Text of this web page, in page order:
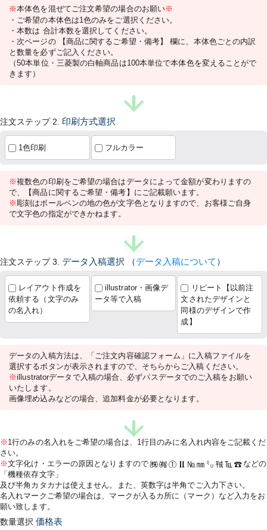
※本体色を混ぜてご注文希望の場合のお願い※
・ご希望の本体色は1色のみをご選択ください。
・本数は 合計本数を選択してください。
・次ページの 【商品に関するご希望・備考】 欄に、本体色ごとの内訳
と数量を必ずご記入ください。
（50本単位・三菱製の白軸商品は100本単位で本体色を変えることがで
きます）
注文ステップ 2. 印刷方式選択
1色印刷 フルカラー
※複数色の印刷をご希望の場合はデータによって金額が変わりますの
で、【商品に関するご希望・備考】にご記載願います。
※彫刻はボールペンの地の色が文字色となりますので、お客様ご自身
で文字色の指定ができかねます。
注文ステップ 3. データ入稿選択 （データ入稿について ）
レイアウト作成を
依頼する（文字のみ
の名入れ）
illustrator・画像デ
ータ等で入稿
リピート【以前注
文されたデザインと
同様のデザインで作
成】
データの入稿方法は、「ご注文内容確認フォーム」に入稿ファイルを
選択するボタンが表示されますので、そちらからご入稿ください。
※illustratorデータで入稿の場合、必ずパスデータでのご入稿をお願い
いたします。
画像埋め込みなどの場合、追加料金が必要となります。
※ 1行のみの名入れをご希望の場合は、1行目のみに名入れ内容をご記載くだ
さい。
※文字化け・エラーの原因となりますので
などの
「機種依存文字」
及び半角カタカナは使えません。また、英数字は半角でご入力下さい。
名入れマークご希望の場合は、マークが入るカ所に（マーク）など入力をお
願い致します。
数量選択 価格表